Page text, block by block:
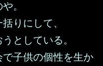
。
りにして、
としている。
で子供の個性を生か